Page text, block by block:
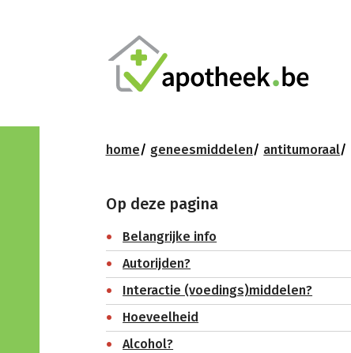
home geneesmiddelen antitumoraal
Op deze pagina
Belangrijke info
Autorijden?
Interactie (voedings)middelen?
Hoeveelheid
Alcohol?